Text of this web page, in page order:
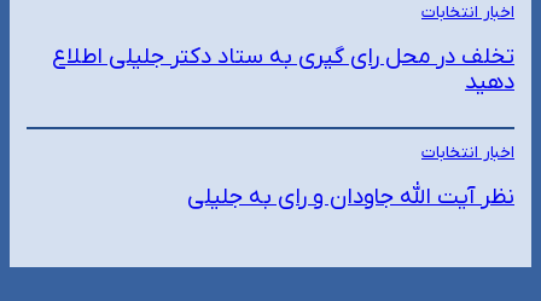
اخبار انتخابات
تخلف در محل رای گیری به ستاد دکتر جلیلی اطلاع
دهید
اخبار انتخابات
نظر آیت الله جاودان و رای به جلیلی